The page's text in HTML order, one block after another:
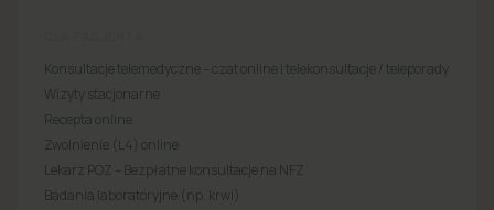
Konsultacje telemedyczne – czat online i telekonsultacje / teleporady
Wizyty stacjonarne
Recepta online
Zwolnienie (L4) online
Lekarz POZ – Bezpłatne konsultacje na NFZ
Badania laboratoryjne (np. krwi)